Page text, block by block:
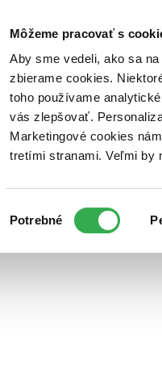
Môžeme pracovať s
Aby sme vedeli, ako sa
zbierame cookies.
toho používame
vás zlepšovať.
Marketingové cookies
tretími stranami. Veľmi by
súhlasu
Potrebné
Poukážky Kontakt